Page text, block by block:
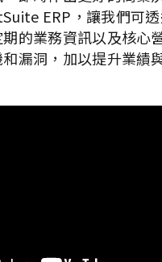
ERP，讓我們可
的業務資訊以及核心
漏洞，加以提升業績